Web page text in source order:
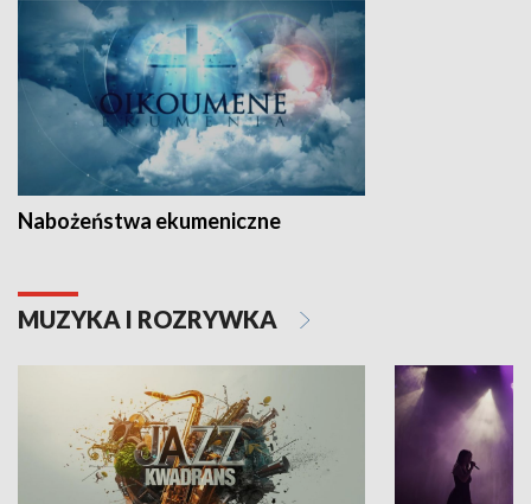
Nabożeństwa ekumeniczne
MUZYKA I ROZRYWKA